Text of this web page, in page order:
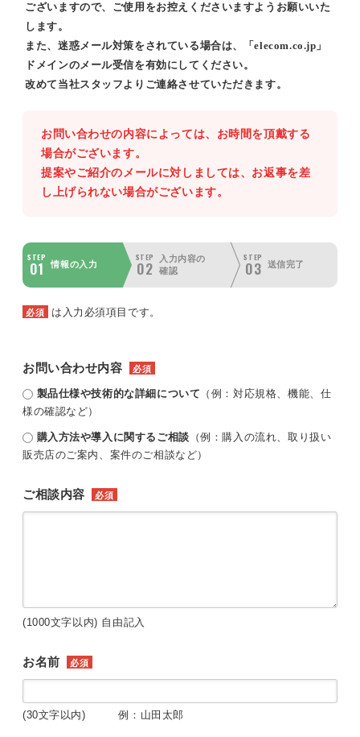
ございますので、ご使用をお控えくださいますようお願いいた
します。
また、迷惑メール対策をされている場合は、「elecom.co.jp」
ドメインのメール受信を有効にしてください。
改めて当社スタッフよりご連絡させていただきます。
お問い合わせの内容によっては、お時間を頂戴する
場合がございます。
提案やご紹介のメールに対しましては、お返事を差
し上げられない場合がございます。
STEP
01 情報の入力
STEP
02
入力内容の
確認
STEP
03 送信完了
必須 は入力必須項目です。
お問い合わせ内容 必須
製品仕様や技術的な詳細について （例：対応規格、機能、仕
様の確認など）
購入方法や導入に関するご相談 （例：購入の流れ、取り扱い
販売店のご案内、案件のご相談など）
ご相談内容 必須
(1000文字以内) 自由記入
お名前 必須
(30文字以内) 例：山田太郎